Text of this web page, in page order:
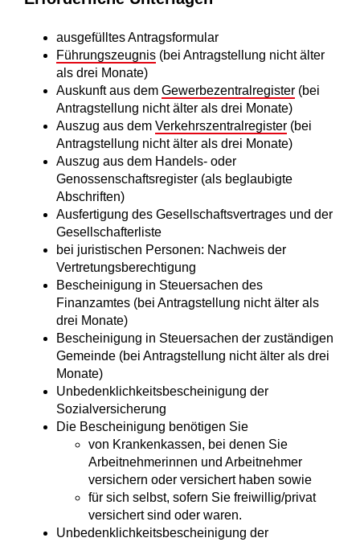
ausgefülltes Antragsformular
Führungszeugnis (bei Antragstellung nicht älter
als drei Monate)
Auskunft aus dem Gewerbezentralregister (bei
Antragstellung nicht älter als drei Monate)
Auszug aus dem Verkehrszentralregister (bei
Antragstellung nicht älter als drei Monate)
Auszug aus dem Handels- oder
Genossenschaftsregister (als beglaubigte
Abschriften)
Ausfertigung des Gesellschaftsvertrages und der
Gesellschafterliste
bei juristischen Personen: Nachweis der
Vertretungsberechtigung
Bescheinigung in Steuersachen des
Finanzamtes (bei Antragstellung nicht älter als
drei Monate)
Bescheinigung in Steuersachen der zuständigen
Gemeinde (bei Antragstellung nicht älter als drei
Monate)
Unbedenklichkeitsbescheinigung der
Sozialversicherung
Die Bescheinigung benötigen Sie
von Krankenkassen, bei denen Sie
Arbeitnehmerinnen und Arbeitnehmer
versichern oder versichert haben sowie
für sich selbst, sofern Sie freiwillig/privat
versichert sind oder waren.
Unbedenklichkeitsbescheinigung der